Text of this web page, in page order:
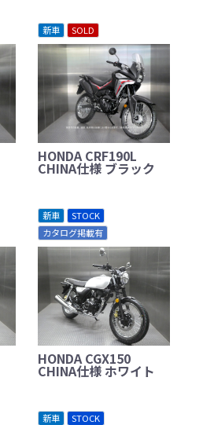
新車 SOLD
HONDA CRF190L
CHINA仕様 ブラック
新車
STOCK
カタログ掲載有
HONDA CGX150
CHINA仕様 ホワイト
新車
STOCK